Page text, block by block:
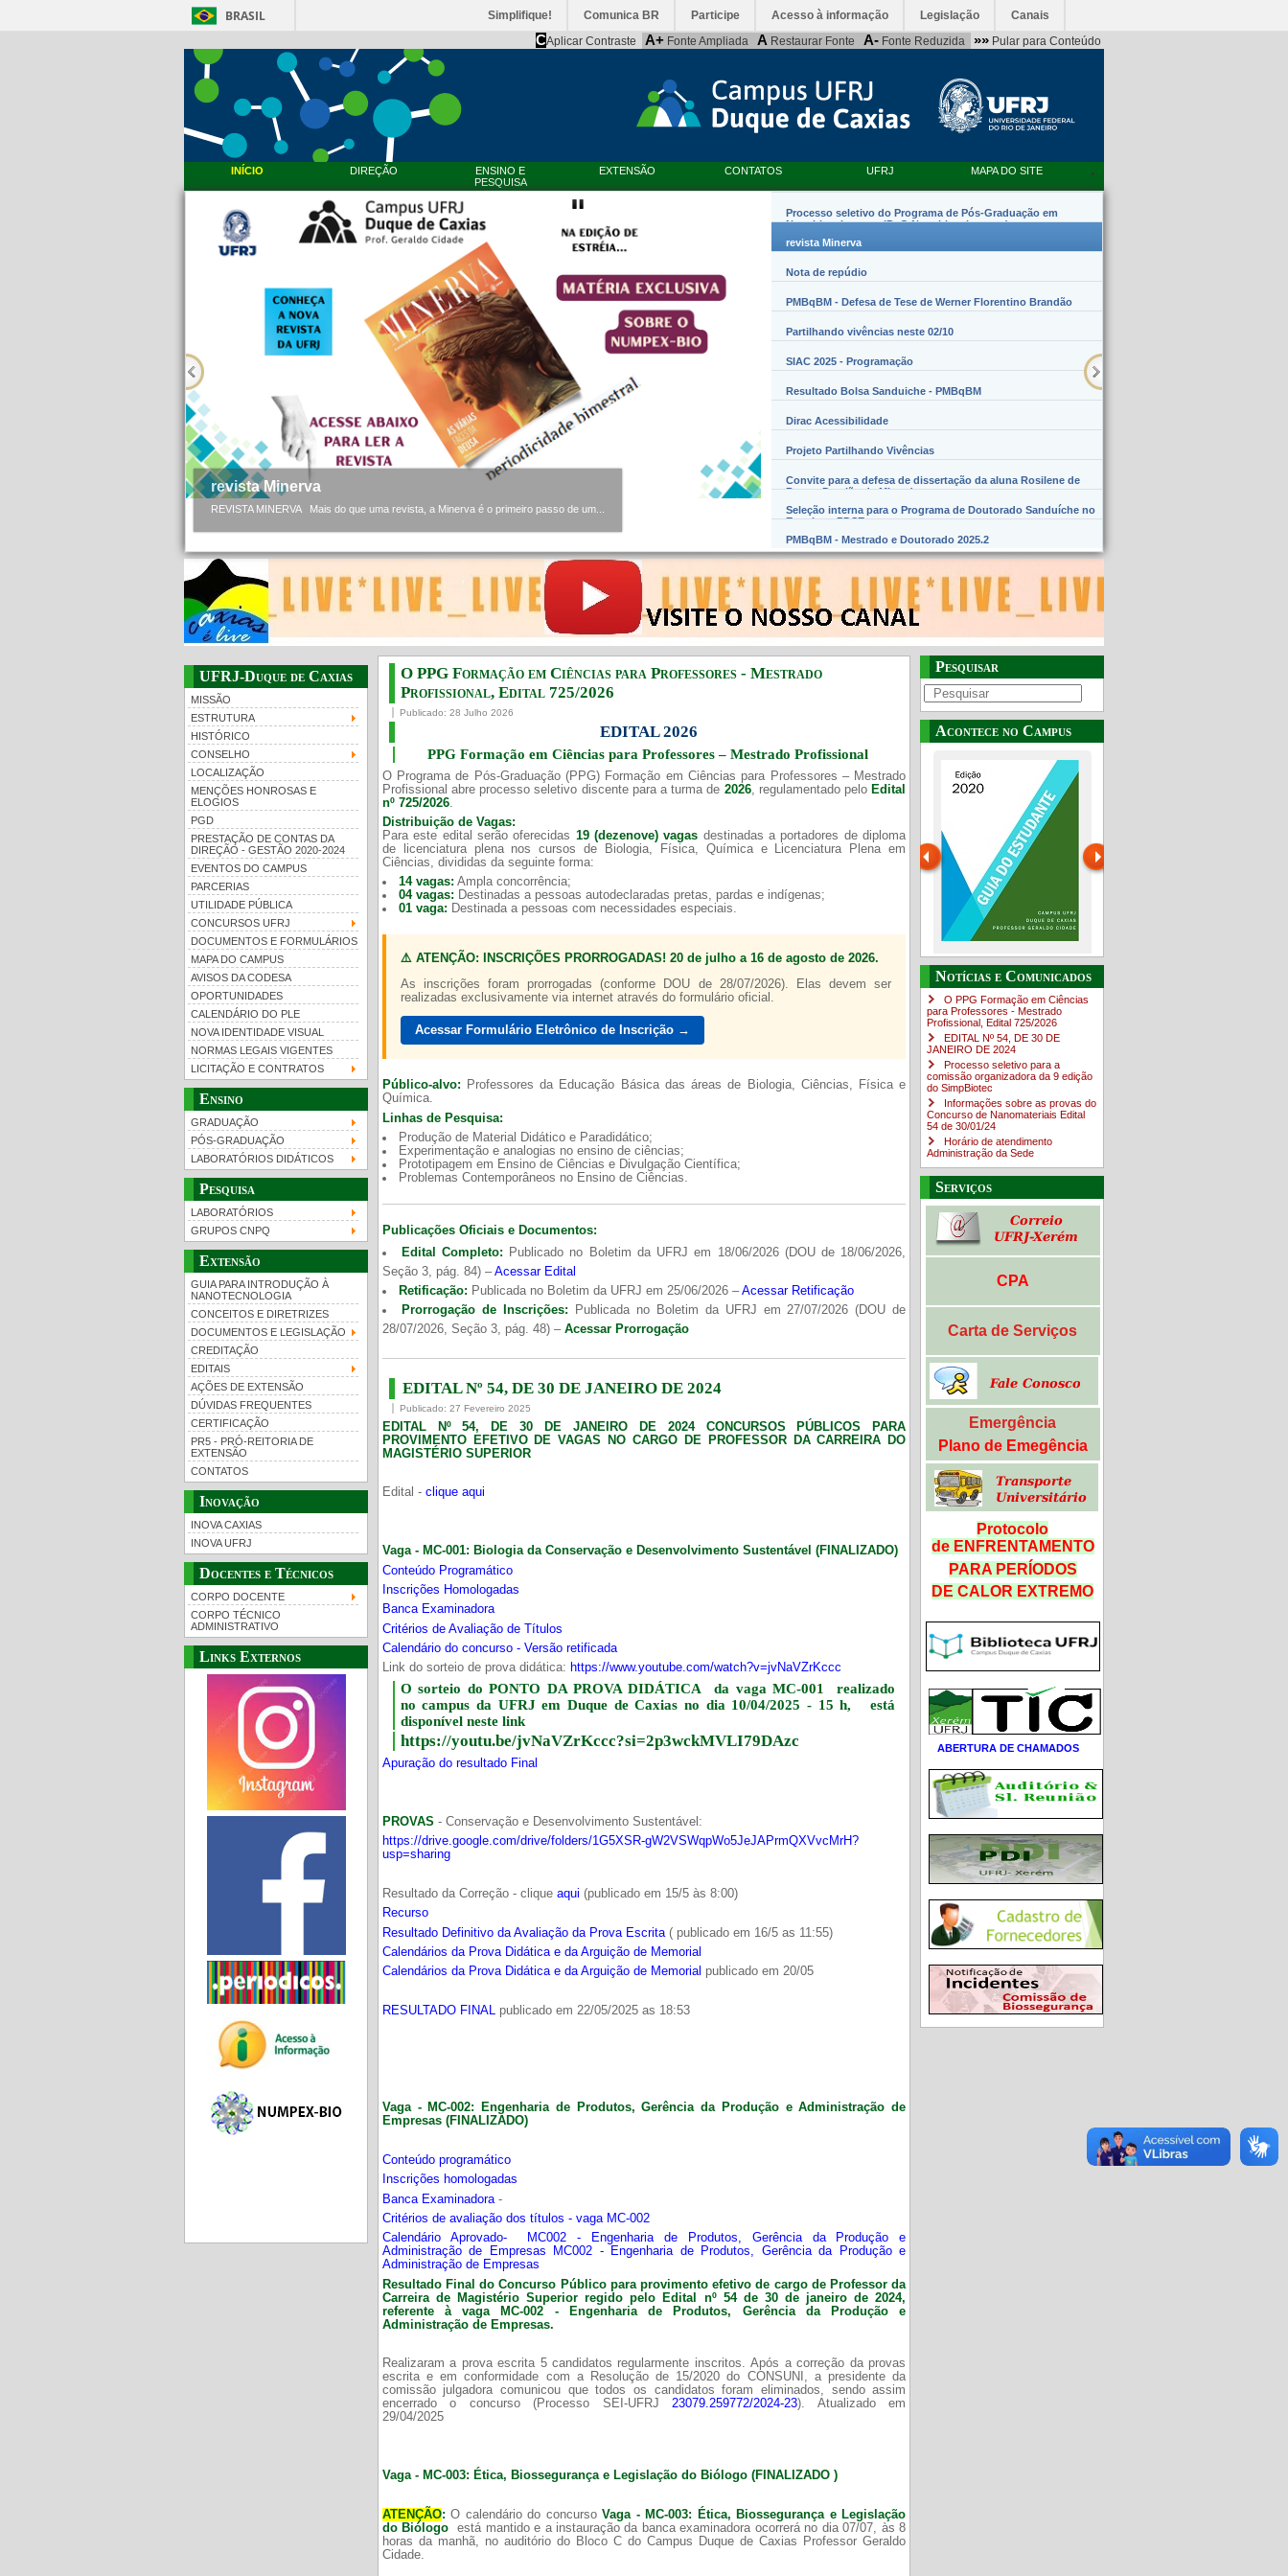
BRASIL Simplifique! Comunica BR Participe Acesso à informação Legislação Canais
CAplicar Contraste A+ Fonte Ampliada A Restaurar Fonte A- Fonte Reduzida »» Pular para Conteúdo
INÍCIO DIREÇÃO
ENSINO E
PESQUISA
EXTENSÃO CONTATOS UFRJ MAPA DO SITE
revista Minerva
REVISTA MINERVA Mais do que uma revista, a Minerva é o primeiro passo de um...
Processo seletivo do Programa de Pós-Graduação em
Nanobiossistemas (PpG Nanobiossistemas)
revista Minerva
Nota de repúdio
PMBqBM - Defesa de Tese de Werner Florentino Brandão
Partilhando vivências neste 02/10
SIAC 2025 - Programação
Resultado Bolsa Sanduiche - PMBqBM
Dirac Acessibilidade
Projeto Partilhando Vivências
Convite para a defesa de dissertação da aluna Rosilene de
Barros Damião de Miranda
Seleção interna para o Programa de Doutorado Sanduíche no
Exterior – PDSE
PMBqBM - Mestrado e Doutorado 2025.2
UFRJ-Duque de Caxias
MISSÃO
ESTRUTURA
HISTÓRICO
CONSELHO
LOCALIZAÇÃO
MENÇÕES HONROSAS E
ELOGIOS
PGD
PRESTAÇÃO DE CONTAS DA
DIREÇÃO - GESTÃO 2020-2024
EVENTOS DO CAMPUS
PARCERIAS
UTILIDADE PÚBLICA
CONCURSOS UFRJ
DOCUMENTOS E FORMULÁRIOS
MAPA DO CAMPUS
AVISOS DA CODESA
OPORTUNIDADES
CALENDÁRIO DO PLE
NOVA IDENTIDADE VISUAL
NORMAS LEGAIS VIGENTES
LICITAÇÃO E CONTRATOS
Ensino
GRADUAÇÃO
PÓS-GRADUAÇÃO
LABORATÓRIOS DIDÁTICOS
Pesquisa
LABORATÓRIOS
GRUPOS CNPQ
Extensão
GUIA PARA INTRODUÇÃO À
NANOTECNOLOGIA
CONCEITOS E DIRETRIZES
DOCUMENTOS E LEGISLAÇÃO
CREDITAÇÃO
EDITAIS
AÇÕES DE EXTENSÃO
DÚVIDAS FREQUENTES
CERTIFICAÇÃO
PR5 - PRÓ-REITORIA DE
EXTENSÃO
CONTATOS
Inovação
INOVA CAXIAS
INOVA UFRJ
Docentes e Técnicos
CORPO DOCENTE
CORPO TÉCNICO
ADMINISTRATIVO
Links Externos
O PPG Formação em Ciências para Professores - Mestrado
Profissional, Edital ​725/202​6
Publicado: 28 Julho 2026
EDITAL 2026
PPG Formação em Ciências para Professores – Mestrado Profissional
O Programa de Pós-Graduação (PPG) Formação em Ciências para Professores – Mestrado
Profissional abre processo seletivo discente para a turma de 2026, regulamentado pelo Edital
nº 725/2026.
Distribuição de Vagas:
Para este edital serão oferecidas 19 (dezenove) vagas destinadas a portadores de diploma
de licenciatura plena nos cursos de Biologia, Física, Química e Licenciatura Plena em
Ciências, divididas da seguinte forma:
14 vagas: Ampla concorrência;
04 vagas: Destinadas a pessoas autodeclaradas pretas, pardas e indígenas;
01 vaga: Destinada a pessoas com necessidades especiais.
⚠️ ATENÇÃO: INSCRIÇÕES PRORROGADAS! 20 de julho a 16 de agosto de 2026.
As inscrições foram prorrogadas (conforme DOU de 28/07/2026). Elas devem ser
realizadas exclusivamente via internet através do formulário oficial.
Acessar Formulário Eletrônico de Inscrição →
Público-alvo: Professores da Educação Básica das áreas de Biologia, Ciências, Física e
Química.
Linhas de Pesquisa:
Produção de Material Didático e Paradidático;
Experimentação e analogias no ensino de ciências;
Prototipagem em Ensino de Ciências e Divulgação Científica;
Problemas Contemporâneos no Ensino de Ciências.
Publicações Oficiais e Documentos:
Edital Completo: Publicado no Boletim da UFRJ em 18/06/2026 (DOU de 18/06/2026,
Seção 3, pág. 84) –Acessar Edital
Retificação: Publicada no Boletim da UFRJ em 25/06/2026 –Acessar Retificação
Prorrogação de Inscrições: Publicada no Boletim da UFRJ em 27/07/2026 (DOU de
28/07/2026, Seção 3, pág. 48) – Acessar Prorrogação
EDITAL Nº 54, DE 30 DE JANEIRO DE 2024
Publicado: 27 Fevereiro 2025
EDITAL Nº 54, DE 30 DE JANEIRO DE 2024 CONCURSOS PÚBLICOS PARA
PROVIMENTO EFETIVO DE VAGAS NO CARGO DE PROFESSOR DA CARREIRA DO
MAGISTÉRIO SUPERIOR
Edital - clique aqui
Vaga - MC-001: Biologia da Conservação e Desenvolvimento Sustentável (FINALIZADO)
Conteúdo Programático
Inscrições Homologadas
Banca Examinadora
Critérios de Avaliação de Títulos
Calendário do concurso - Versão retificada
Link do sorteio de prova didática: https://www.youtube.com/watch?v=jvNaVZrKccc
O sorteio do PONTO DA PROVA DIDÁTICA da vaga MC-001 realizado
no campus da UFRJ em Duque de Caxias no dia 10/04/2025 - 15 h, está
disponível neste link
https://youtu.be/jvNaVZrKccc?si=2p3wckMVLI79DAzc
Apuração do resultado Final
PROVAS - Conservação e Desenvolvimento Sustentável:
https://drive.google.com/drive/folders/1G5XSR-gW2VSWqpWo5JeJAPrmQXVvcMrH?
usp=sharing
Resultado da Correção - clique aqui (publicado em 15/5 às 8:00)
Recurso
Resultado Definitivo da Avaliação da Prova Escrita( publicado em 16/5 as 11:55)
Calendários da Prova Didática e da Arguição de Memorial
Calendários da Prova Didática e da Arguição de Memorial publicado em 20/05
RESULTADO FINAL publicado em 22/05/2025 as 18:53
Vaga - MC-002: Engenharia de Produtos, Gerência da Produção e Administração de
Empresas (FINALIZADO)
Conteúdo programático
Inscrições homologadas
Banca Examinadora -
Critérios de avaliação dos títulos - vaga MC-002
Calendário Aprovado- MC002 - Engenharia de Produtos, Gerência da Produção e
Administração de Empresas MC002 - Engenharia de Produtos, Gerência da Produção e
Administração de Empresas
Resultado Final do Concurso Público para provimento efetivo de cargo de Professor da
Carreira de
Magistério Superior regido pelo Edital nº 54 de 30 de janeiro de 2024,
referente à vaga MC-002 -
Engenharia de Produtos, Gerência da Produção e
Administração de Empresas.
Realizaram a prova escrita 5 candidatos regularmente inscritos. Após a correção da provas
escrita e em conformidade com a Resolução de 15/2020 do CONSUNI, a presidente da
comissão julgadora comunicou que todos os candidatos foram eliminados, sendo assim
encerrado o concurso (Processo SEI-UFRJ23079.259772/2024-23). Atualizado em
29/04/2025
Vaga - MC-003: Ética, Biossegurança e Legislação do Biólogo (FINALIZADO )
ATENÇÃO: O calendário do concursoVaga - MC-003: Ética, Biossegurança e Legislação
do Biólogo
está mantido e a instauração da banca examinadora ocorrerá no dia 07/07, às 8
horas da manhã, no auditório do Bloco C do Campus Duque de Caxias Professor Geraldo
Cidade.
Pesquisar
Acontece no Campus
Guia do estudante
https://www.youtube.com/channel/UC46BbEKCwNCdJvi4sNpOf3w
UFRJ 100 anos Notícias e Comunicados
O PPG Formação em Ciências
para Professores - Mestrado
Profissional, Edital ​725/202​6
EDITAL Nº 54, DE 30 DE
JANEIRO DE 2024
Processo seletivo para a
comissão organizadora da 9 edição
do SimpBiotec
Informações sobre as provas do
Concurso de Nanomateriais Edital
54 de 30/01/24
Horário de atendimento
Administração da Sede
Serviços
CPA
Carta de Serviços
Emergência
Plano de Emegência
Protocolo
de ENFRENTAMENTO
PARA PERÍODOS
DE CALOR EXTREMO
ABERTURA DE CHAMADOS